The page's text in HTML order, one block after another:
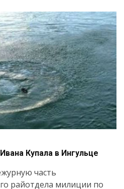
Купала в Ингульце
часть
райотдела милиции по